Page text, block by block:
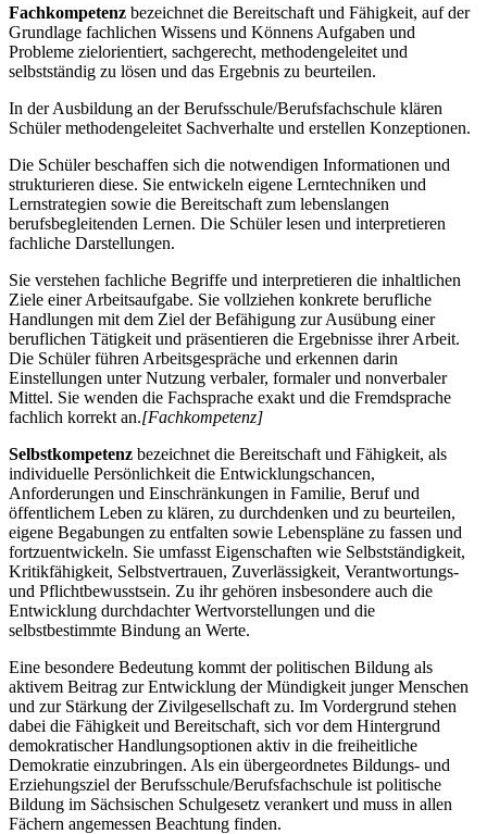
Fachkompetenz bezeichnet die Bereitschaft und Fähigkeit, auf der
Grundlage fachlichen Wissens und Könnens Aufgaben und
Probleme zielorientiert, sachgerecht, methodengeleitet und
selbstständig zu lösen und das Ergebnis zu beurteilen.
In der Ausbildung an der Berufsschule/Berufsfachschule klären
Schüler methodengeleitet Sachverhalte und erstellen Konzeptionen.
Die Schüler beschaffen sich die notwendigen Informationen und
strukturieren diese. Sie entwickeln eigene Lerntechniken und
Lernstrategien sowie die Bereitschaft zum lebenslangen
berufsbegleitenden Lernen. Die Schüler lesen und interpretieren
fachliche Darstellungen.
Sie verstehen fachliche Begriffe und interpretieren die inhaltlichen
Ziele einer Arbeitsaufgabe. Sie vollziehen konkrete berufliche
Handlungen mit dem Ziel der Befähigung zur Ausübung einer
beruflichen Tätigkeit und präsentieren die Ergebnisse ihrer Arbeit.
Die Schüler führen Arbeitsgespräche und erkennen darin
Einstellungen unter Nutzung verbaler, formaler und nonverbaler
Mittel. Sie wenden die Fachsprache exakt und die Fremdsprache
fachlich korrekt an.[Fachkompetenz]
Selbstkompetenz bezeichnet die Bereitschaft und Fähigkeit, als
individuelle Persönlichkeit die Entwicklungschancen,
Anforderungen und Einschränkungen in Familie, Beruf und
öffentlichem Leben zu klären, zu durchdenken und zu beurteilen,
eigene Begabungen zu entfalten sowie Lebenspläne zu fassen und
fortzuentwickeln. Sie umfasst Eigenschaften wie Selbstständigkeit,
Kritikfähigkeit, Selbstvertrauen, Zuverlässigkeit, Verantwortungs-
und Pflichtbewusstsein. Zu ihr gehören insbesondere auch die
Entwicklung durchdachter Wertvorstellungen und die
selbstbestimmte Bindung an Werte.
Eine besondere Bedeutung kommt der politischen Bildung als
aktivem Beitrag zur Entwicklung der Mündigkeit junger Menschen
und zur Stärkung der Zivilgesellschaft zu. Im Vordergrund stehen
dabei die Fähigkeit und Bereitschaft, sich vor dem Hintergrund
demokratischer Handlungsoptionen aktiv in die freiheitliche
Demokratie einzubringen. Als ein übergeordnetes Bildungs- und
Erziehungsziel der Berufsschule/Berufsfachschule ist politische
Bildung im Sächsischen Schulgesetz verankert und muss in allen
Fächern angemessen Beachtung finden.